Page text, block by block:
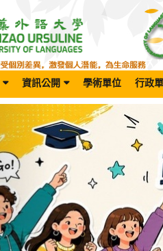
資訊公開 學術單位 行政